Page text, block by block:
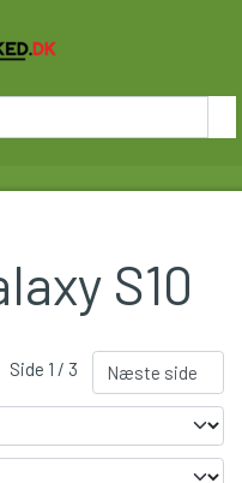
S10
Side 1 / 3 Næste side